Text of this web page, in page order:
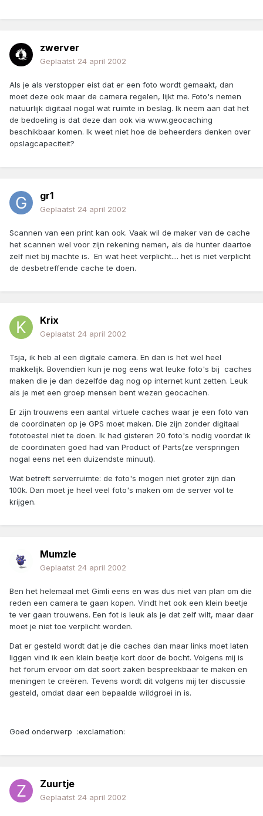
zwerver
Geplaatst 24 april 2002
Als je als verstopper eist dat er een foto wordt gemaakt, dan
moet deze ook maar de camera regelen, lijkt me. Foto's nemen
natuurlijk digitaal nogal wat ruimte in beslag. Ik neem aan dat het
de bedoeling is dat deze dan ook via www.geocaching
beschikbaar komen. Ik weet niet hoe de beheerders denken over
opslagcapaciteit?
gr1
Geplaatst 24 april 2002
Scannen van een print kan ook. Vaak wil de maker van de cache
het scannen wel voor zijn rekening nemen, als de hunter daartoe
zelf niet bij machte is. En wat heet verplicht.... het is niet verplicht
de desbetreffende cache te doen.
Krix
Geplaatst 24 april 2002
Tsja, ik heb al een digitale camera. En dan is het wel heel
makkelijk. Bovendien kun je nog eens wat leuke foto's bij caches
maken die je dan dezelfde dag nog op internet kunt zetten. Leuk
als je met een groep mensen bent wezen geocachen.
Er zijn trouwens een aantal virtuele caches waar je een foto van
de coordinaten op je GPS moet maken. Die zijn zonder digitaal
fototoestel niet te doen. Ik had gisteren 20 foto's nodig voordat ik
de coordinaten goed had van Product of Parts(ze verspringen
nogal eens net een duizendste minuut).
Wat betreft serverruimte: de foto's mogen niet groter zijn dan
100k. Dan moet je heel veel foto's maken om de server vol te
krijgen.
Mumzle
Geplaatst 24 april 2002
Ben het helemaal met Gimli eens en was dus niet van plan om die
reden een camera te gaan kopen. Vindt het ook een klein beetje
te ver gaan trouwens. Een fot is leuk als je dat zelf wilt, maar daar
moet je niet toe verplicht worden.
Dat er gesteld wordt dat je die caches dan maar links moet laten
liggen vind ik een klein beetje kort door de bocht. Volgens mij is
het forum ervoor om dat soort zaken bespreekbaar te maken en
meningen te creëren. Tevens wordt dit volgens mij ter discussie
gesteld, omdat daar een bepaalde wildgroei in is.
Goed onderwerp :exclamation:
Zuurtje
Geplaatst 24 april 2002